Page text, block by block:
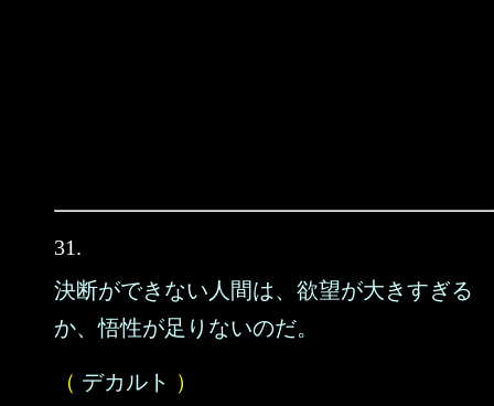
31.
決断ができない人間は、欲望が大きすぎる
か、悟性が足りないのだ。
（ デカルト ）